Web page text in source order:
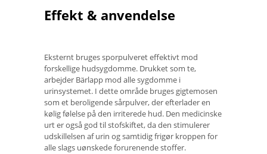
Effekt & anvendelse
Eksternt bruges sporpulveret effektivt mod
forskellige hudsygdomme. Drukket som te,
arbejder Bärlapp mod alle sygdomme i
urinsystemet. I dette område bruges gigtemosen
som et beroligende sårpulver, der efterlader en
kølig følelse på den irriterede hud. Den medicinske
urt er også god til stofskiftet, da den stimulerer
udskillelsen af ​​urin og samtidig frigør kroppen for
alle slags uønskede forurenende stoffer.